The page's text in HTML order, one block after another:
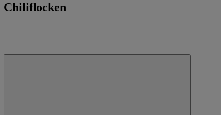
Chiliflocken